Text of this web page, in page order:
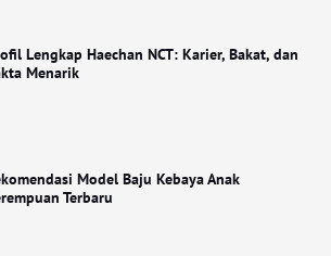
Lengkap Haechan NCT: Karier, Bakat, dan
Menarik
Model Baju Kebaya Anak
Terbaru